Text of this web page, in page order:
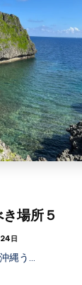
場所５
日
縄う…